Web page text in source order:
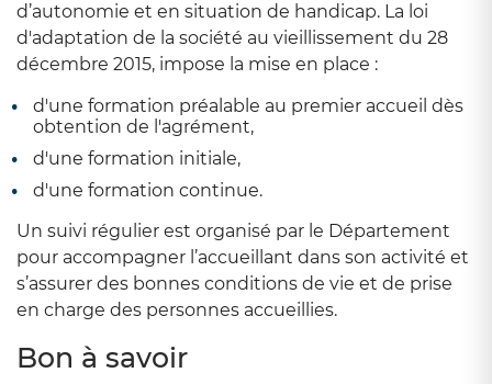
d’autonomie et en situation de handicap. La loi
d'adaptation de la société au vieillissement du 28
décembre 2015, impose la mise en place :
d'une formation préalable au premier accueil dès
obtention de l'agrément,
d'une formation initiale,
d'une formation continue.
Un suivi régulier est organisé par le Département
pour accompagner l’accueillant dans son activité et
s’assurer des bonnes conditions de vie et de prise
en charge des personnes accueillies.
Bon à savoir